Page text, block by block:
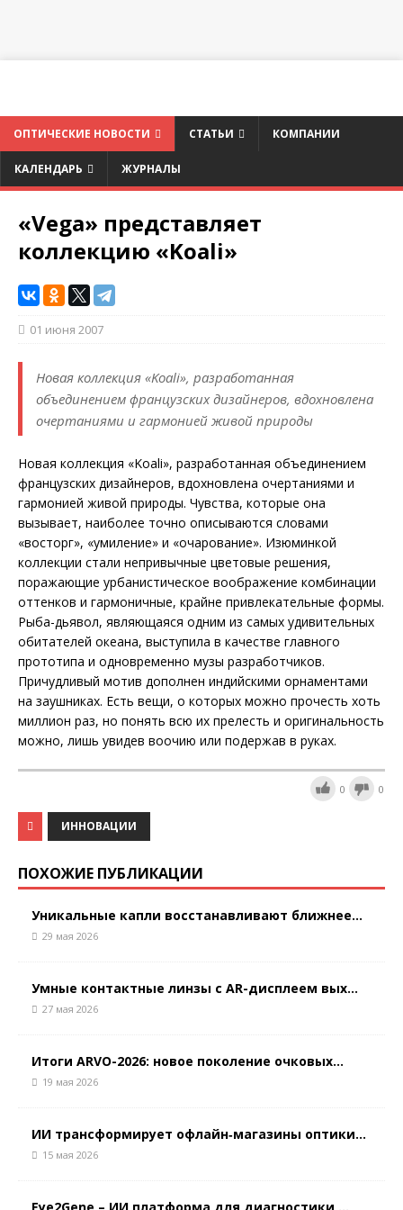
ОПТИЧЕСКИЕ НОВОСТИ СТАТЬИ КОМПАНИИ
КАЛЕНДАРЬ ЖУРНАЛЫ
«Vega» представляет
коллекцию «Koali»
01 июня 2007
Новая коллекция «Koali», разработанная
объединением французских дизайнеров, вдохновлена
очертаниями и гармонией живой природы
Новая коллекция «Koali», разработанная объединением
французских дизайнеров, вдохновлена очертаниями и
гармонией живой природы. Чувства, которые она
вызывает, наиболее точно описываются словами
«восторг», «умиление» и «очарование». Изюминкой
коллекции стали непривычные цветовые решения,
поражающие урбанистическое воображение комбинации
оттенков и гармоничные, крайне привлекательные формы.
Рыба-дьявол, являющаяся одним из самых удивительных
обитателей океана, выступила в качестве главного
прототипа и одновременно музы разработчиков.
Причудливый мотив дополнен индийскими орнаментами
на заушниках. Есть вещи, о которых можно прочесть хоть
миллион раз, но понять всю их прелесть и оригинальность
можно, лишь увидев воочию или подержав в руках.
0 0
ИННОВАЦИИ
ПОХОЖИЕ ПУБЛИКАЦИИ
Уникальные капли восстанавливают ближнее...
29 мая 2026
Умные контактные линзы с AR-дисплеем вых...
27 мая 2026
Итоги ARVO-2026: новое поколение очковых...
19 мая 2026
ИИ трансформирует офлайн‑магазины оптики...
15 мая 2026